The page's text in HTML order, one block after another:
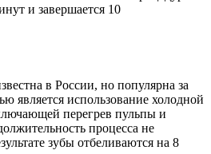
и завершается 10
в России, но популярна за
является использование холодной
перегрев пульпы и
процесса не
зубы отбеливаются на 8